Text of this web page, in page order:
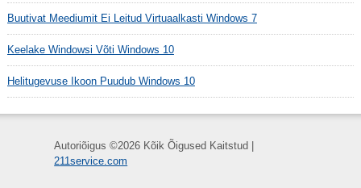
Buutivat Meediumit Ei Leitud Virtuaalkasti Windows 7
Keelake Windowsi Võti Windows 10
Helitugevuse Ikoon Puudub Windows 10
Autoriõigus ©2026 Kõik Õigused Kaitstud |
211service.com